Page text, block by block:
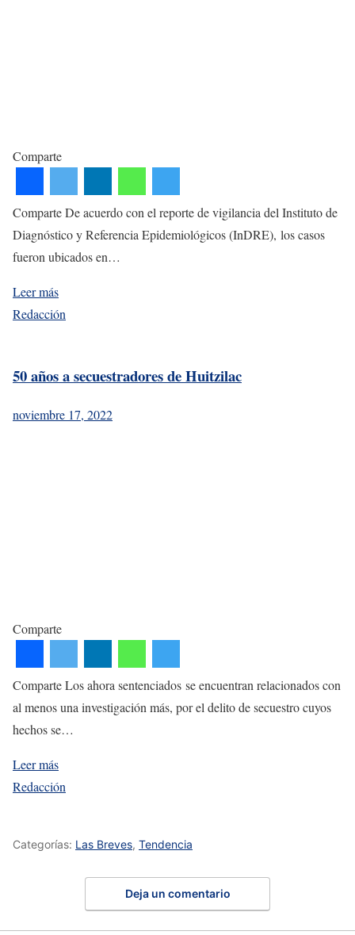
Comparte
Comparte De acuerdo con el reporte de vigilancia del Instituto de
Diagnóstico y Referencia Epidemiológicos (InDRE), los casos
fueron ubicados en…
Leer más
Redacción
50 años a secuestradores de Huitzilac
noviembre 17, 2022
Comparte
Comparte Los ahora sentenciados se encuentran relacionados con
al menos una investigación más, por el delito de secuestro cuyos
hechos se…
Leer más
Redacción
Categorías: Las Breves, Tendencia
Deja un comentario